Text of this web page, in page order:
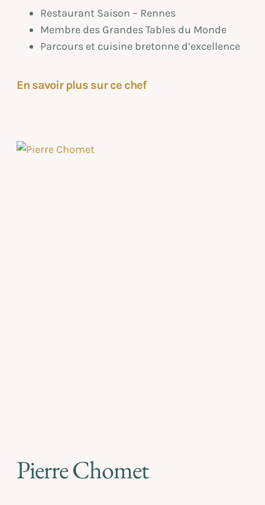
Restaurant Saison – Rennes
Membre des Grandes Tables du Monde
Parcours et cuisine bretonne d’excellence
En savoir plus sur ce chef
Pierre Chomet